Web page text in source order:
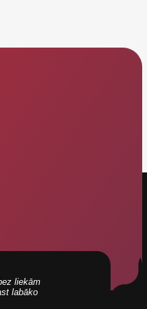
liekām
labāko